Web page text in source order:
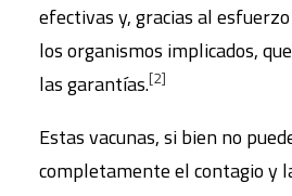
efectivas y, gracias al
los organismos implicados,
las garantías.[2]
Estas vacunas, si bien no
completamente el contagio y